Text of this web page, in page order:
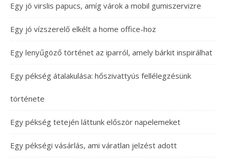
Egy jó virslis papucs, amíg várok a mobil gumiszervizre
Egy jó vízszerelő elkélt a home office-hoz
Egy lenyűgöző történet az iparról, amely bárkit inspirálhat
Egy pékség átalakulása: hőszivattyús fellélegzésünk
története
Egy pékség tetején láttunk először napelemeket
Egy pékségi vásárlás, ami váratlan jelzést adott